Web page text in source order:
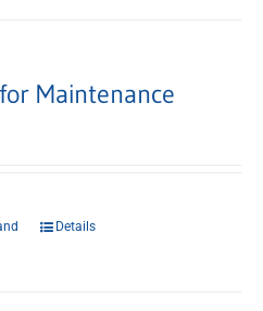
Maintenance
Details